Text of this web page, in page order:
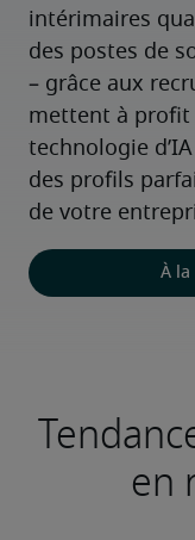
intérimaires
des postes de
– grâce aux
mettent à profit
technologie
des profils
de votre
À la
en